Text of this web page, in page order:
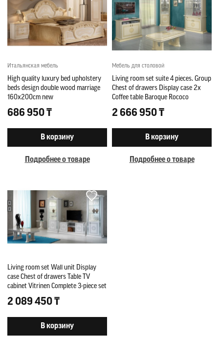
Итальянская мебель
High quality luxury bed upholstery
beds design double wood marriage
160x200cm new
686 950 ₸
В корзину
Подробнее о товаре
Мебель для столовой
Living room set suite 4 pieces. Group
Chest of drawers Display case 2x
Coffee table Baroque Rococo
2 666 950 ₸
В корзину
Подробнее о товаре
Living room set Wall unit Display
case Chest of drawers Table TV
cabinet Vitrinen Complete 3-piece set
new
2 089 450 ₸
В корзину